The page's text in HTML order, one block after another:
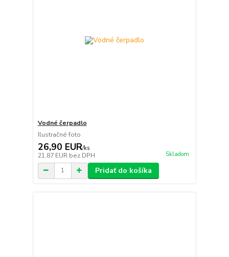
Vodné čerpadlo
Ilustračné foto
26,90 EUR/ks
21,87 EUR bez DPH Skladom
Pridať do košíka